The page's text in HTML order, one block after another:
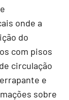
onde a
do
com pisos
circulação
e
sobre